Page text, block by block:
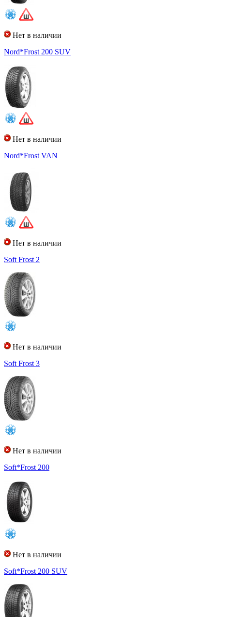
Нет в наличии
Nord*Frost 200 SUV
Нет в наличии
Nord*Frost VAN
Нет в наличии
Soft Frost 2
Нет в наличии
Soft Frost 3
Нет в наличии
Soft*Frost 200
Нет в наличии
Soft*Frost 200 SUV